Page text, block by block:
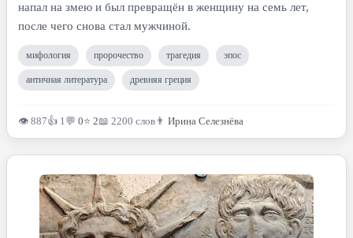
напал на змею и был превращён в женщину на семь лет,
после чего снова стал мужчиной.
мифология пророчество трагедия эпос
античная литература древняя греция
👁 887👍 1💬 0⭐ 2📖 2200 слов 👨 Ирина Селезнёва